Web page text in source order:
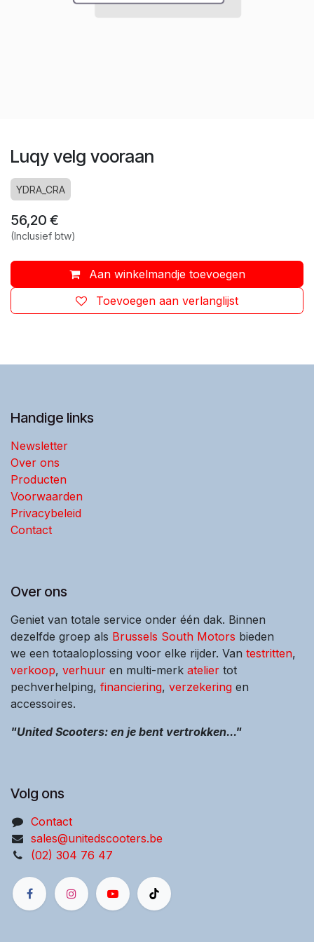
Luqy velg vooraan
YDRA_CRA
56,20 €
(Inclusief btw)
Aan winkelmandje toevoegen
Toevoegen aan verlanglijst
Handige links
Newsletter
Over ons
Producten
Voorwaarden
Privacybeleid
Contact
Over ons
Geniet van totale service onder één dak. Binnen
dezelfde groep als Brussels South Motors bieden
we een totaaloplossing voor elke rijder. Van testritten,
verkoop, verhuur en multi-merk atelier tot
pechverhelping, financiering, verzekering en
accessoires.
"United Scooters: en je bent vertrokken..."
Volg ons
Contact
sales@unitedscooters.be
(02) 304 76 47